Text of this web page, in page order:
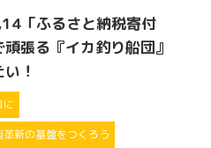
「ふるさと納税寄付
張る『イカ釣り船団』
！
に
新の基盤をつくろう